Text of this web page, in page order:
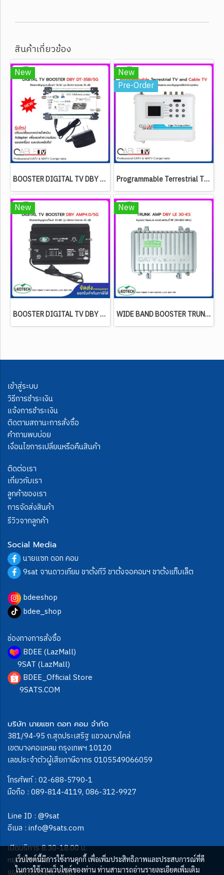
สินค้าเกี่ยวข้อง
New
BOOSTER DIGITAL TV DBY DT-35B/5G (ขยายสัญญาณตั้งแต่ 10-50 จุด) CUT 4G LTE/5G - NO PASS VHF
New
Pre-Order
Programmable Terrestrial TV and Cable TV CABLE รุ่น CA-432C (สินค้าสั่งพิเศษ 2-3 วันทำการ)
New
BOOSTER DIGITAL TV DBY AMP4.0/5G (ขยายสัญญาณตั้งแต่ 80-120 จุด) CUT 4G LTE/5G - NO PASS VHF
New
WIDE BAND BOOSTER TRUNK AMP (Hybrid Module) DBY รุ่น LE 30-KS (OUT DOOR)
เข้าสู่ระบบ
วิธีการชำระเงิน
แจ้งการชำระเงิน
ติดตามสถานะการสั่งซื้อ
คำถามพบบ่อย
เงื่อนไขการเปลี่ยนหรือคืนสินค้า
ติดต่อเรา
เกี่ยวกับเรา
ลูกค้าของเรา
การจัดส่งสินค้า
รีวิวจากลูกค้า
Social Media
นายแซท ดอท คอม
9sat จานดาวเทียม ขาตั้งทีวี ขาตั้งจอคอมฯ ขาตั้งแท็บเล็ต
bdeeshop
bdee_shop
ช่องทางการสั่งซื้อ
BDEE (LazMall)
9SAT (LazMall)
BDEE_Official Store
9SATS.COM
บริษัท นายแซท ดอท คอม จำกัด
381/94-95 ถ.สุดประเสริฐ แขวงบางโคล่
เขตบางคอแหลม กรุงเทพฯ 10120
เลขประจำตัวผู้เสียภาษีอากร 0105549066059
โทรศัพท์ : 02-688-5790-1
มือถือ : 089-814-4119, 086-312-9927
Line ID : @9sat
อีเมล : info@9sats.com
เปิดบริการ 8.30-18.00 น.
หยุดวันอาทิตย์
แผนที่ (Google map)
เว็บไซต์นี้มีการใช้งานคุกกี้ เพื่อเพิ่มประสิทธิภาพและประสบการณ์ที่ดี
ในการใช้งานเว็บไซต์ของท่าน ท่านสามารถอ่านรายละเอียดเพิ่มเติม